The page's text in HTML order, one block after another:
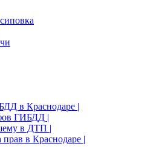
в Краснодаре |
ГИБДД |
в ДТП |
в Краснодаре |